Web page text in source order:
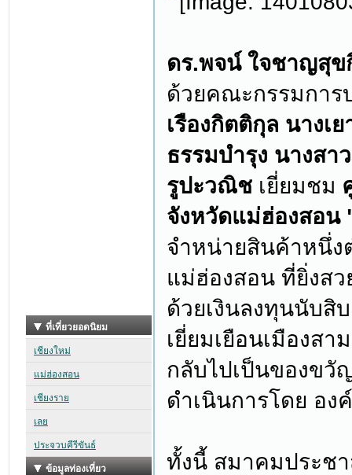
ดร.พจน์ ใจชาญสุ
ด้วยคณะกรรมการ
เรืองกิตติกุล นาง
ธรรมบำรุง นางส
รูปะวณิช เยี่ยมชม
จังหวัดแม่ฮ่องสอน
จำหน่ายสินค้าหนึ่
แม่ฮ่องสอน ที่ยิ่งส
ด้วยเงินลงทุนนับสิ
เยี่ยมเยือนเมืองส
กลับไปเป็นของขวั
ดำเนินการโดย อ
ทั้งนี้ สมาคมประช